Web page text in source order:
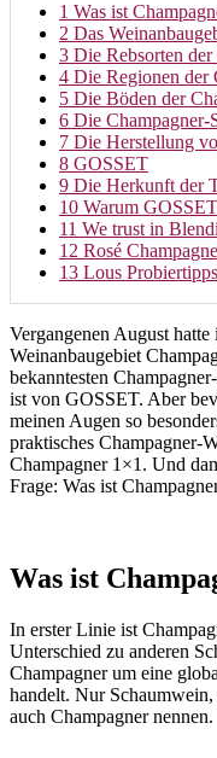
1 Was ist
2 Das
3 Die Rebsorten der
4 Die Regionen der
5 Die Böden der
6 Die Champagner-
7 Die Herstellung
8 GOSSET
9 Die Herkunft der
10 Warum
11 We trust in
12 Rosé
13 Lous Probiertipps
Vergangenen August
Weinanbaugebiet
bekanntesten
ist von GOSSET. Aber
meinen Augen so
praktisches Champagner-
Champagner 1×1. Und
Frage: Was ist
Was ist
In erster Linie ist
Unterschied zu anderen
Champagner um eine
handelt. Nur
auch Champagner nennen.